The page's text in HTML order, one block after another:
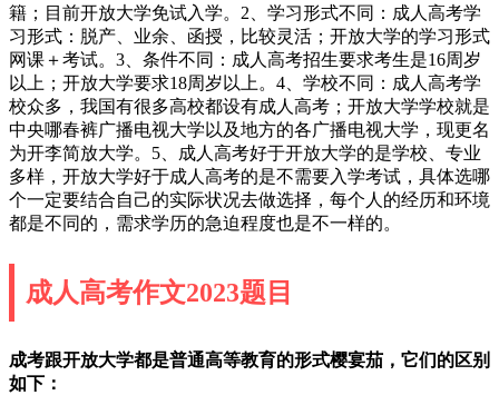
籍；目前开放大学免试入学。2、学习形式不同：成人高考学
习形式：脱产、业余、函授，比较灵活；开放大学的学习形式
网课＋考试。3、条件不同：成人高考招生要求考生是16周岁
以上；开放大学要求18周岁以上。4、学校不同：成人高考学
校众多，我国有很多高校都设有成人高考；开放大学学校就是
中央哪春裤广播电视大学以及地方的各广播电视大学，现更名
为开李简放大学。5、成人高考好于开放大学的是学校、专业
多样，开放大学好于成人高考的是不需要入学考试，具体选哪
个一定要结合自己的实际状况去做选择，每个人的经历和环境
都是不同的，需求学历的急迫程度也是不一样的。
成人高考作文2023题目
成考跟开放大学都是普通高等教育的形式樱宴茄，它们的区别
如下：